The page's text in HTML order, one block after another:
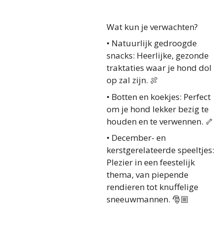
Wat kun je verwachten?
• Natuurlijk gedroogde
snacks: Heerlijke, gezonde
traktaties waar je hond dol
op zal zijn. 🍖
• Botten en koekjes: Perfect
om je hond lekker bezig te
houden en te verwennen. 🦴
• December- en
kerstgerelateerde speeltjes:
Plezier in een feestelijk
thema, van piepende
rendieren tot knuffelige
sneeuwmannen. 🎅🏼